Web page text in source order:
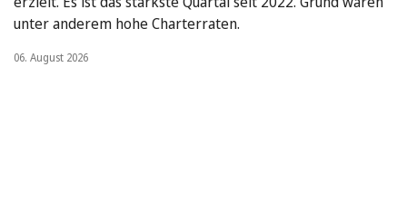
unter anderem hohe Charterraten.
06. August 2026